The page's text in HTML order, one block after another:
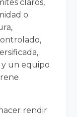
claros,
o
y un equipo
rendir